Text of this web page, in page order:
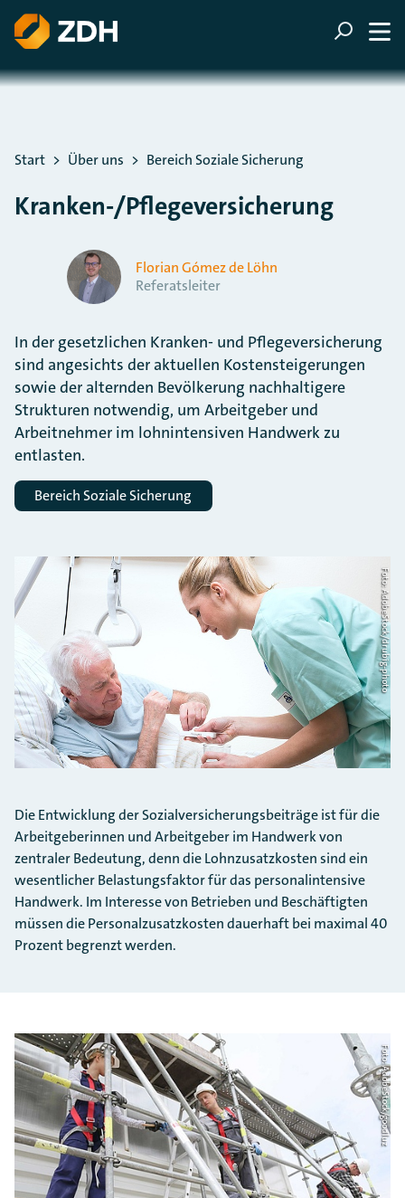
ZUM HAUPTINHALT SPRINGEN
ZUR SUCHE SPRINGEN
Sie befinden sich hier:
Start Über uns Bereich Soziale Sicherung
Kranken-/Pflegeversicherung
Florian Gómez de Löhn
Referatsleiter
In der gesetzlichen Kranken- und Pflegeversicherung
sind angesichts der aktuellen Kostensteigerungen
sowie der alternden Bevölkerung nachhaltigere
Strukturen notwendig, um Arbeitgeber und
Arbeitnehmer im lohnintensiven Handwerk zu
entlasten.
Bereich Soziale Sicherung
Foto: AdobeStock/drubig-photo
Die Entwicklung der Sozialversicherungsbeiträge ist für die
Arbeitgeberinnen und Arbeitgeber im Handwerk von
zentraler Bedeutung, denn die Lohnzusatzkosten sind ein
wesentlicher Belastungsfaktor für das personalintensive
Handwerk. Im Interesse von Betrieben und Beschäftigten
müssen die Personalzusatzkosten dauerhaft bei maximal 40
Prozent begrenzt werden.
Foto: AdobeStock/goodluz